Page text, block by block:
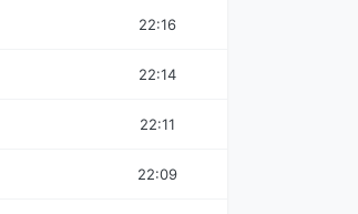
22:16
22:14
22:11
22:09